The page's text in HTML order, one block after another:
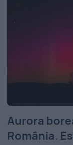
Aurora
România.